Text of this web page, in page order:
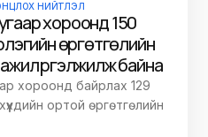
НИЙТЛЭЛ
хороонд 150
өргөтгөлийн
үргэлжилж байна
хороонд байрлах 129
ортой өргөтгөлийн